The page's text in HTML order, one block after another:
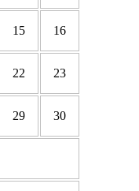
15 16
22 23
29 30